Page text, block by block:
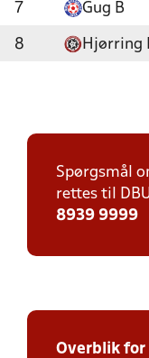
7 Gug B
8 Hjørring
Spørgsmål
rettes til
8939 9999
Overblik